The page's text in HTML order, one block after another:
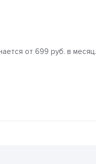
от 699 руб. в месяц.